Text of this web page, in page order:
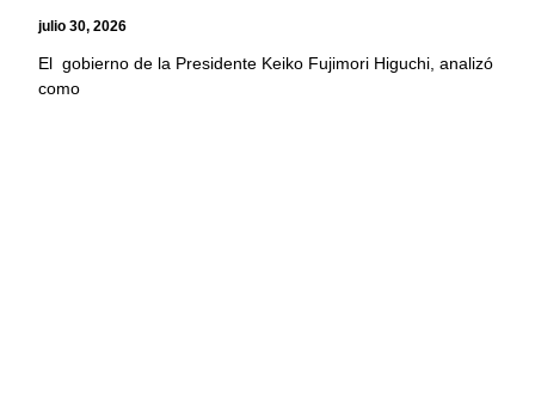
julio 30, 2026
El gobierno de la Presidente Keiko Fujimori Higuchi, analizó
como